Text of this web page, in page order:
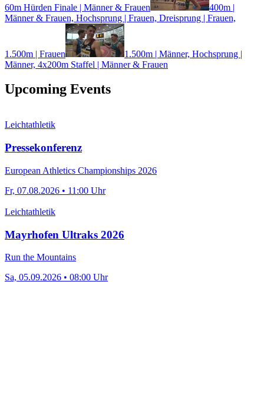
60m Hürden Finale | Männer & Frauen
400m |
Männer & Frauen, Hochsprung | Frauen, Dreisprung | Frauen,
1.500m | Frauen
1.500m | Männer, Hochsprung |
Männer, 4x200m Staffel | Männer & Frauen
Upcoming Events
Leichtathletik
Pressekonferenz
European Athletics Championships 2026
Fr, 07.08.2026 • 11:00 Uhr
Leichtathletik
Mayrhofen Ultraks 2026
Run the Mountains
Sa, 05.09.2026 • 08:00 Uhr